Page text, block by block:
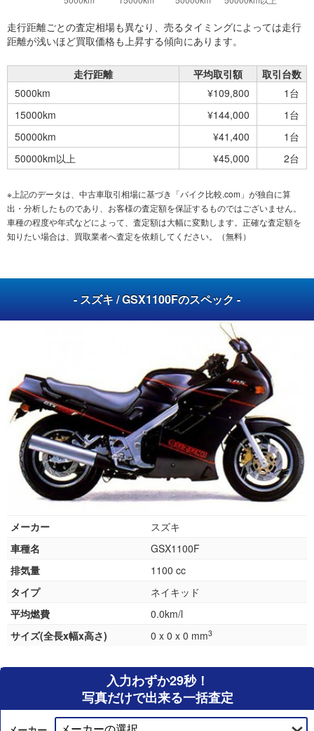
走行距離ごとの査定相場も異なり、売るタイミングによっては走行
距離が浅いほど買取価格も上昇する傾向にあります。
走行距離 平均取引額
取引台数
5000km
¥109,800
1台
15000km
¥144,000
1台
50000km
¥41,400
1台
50000km以上
¥45,000 2台
※上記のデータは、中古車取引相場に基づき「バイク比較.com」が独自に算
出・分析したものであり、お客様の査定額を保証するものではございません。
車種の程度や年式などによって、査定額は大幅に変動します。正確な査定額を
知りたい場合は、買取業者へ査定を依頼してください。（無料）
- スズキ / GSX1100Fのスペック -
メーカー
スズキ
車種名
GSX1100F
排気量
1100 cc
タイプ
ネイキッド
平均燃費
0.0km/l
サイズ(全長x幅x高さ)
0 x 0 x 0 mm3
入力わずか29秒！
写真だけで出来る一括査定